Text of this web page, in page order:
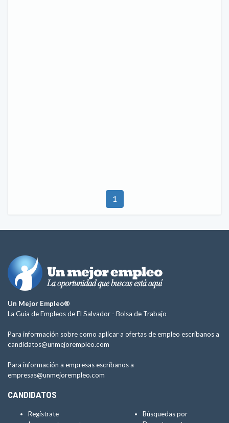
1
Un Mejor Empleo®
La Guía de Empleos de El Salvador - Bolsa de Trabajo
Para información sobre como aplicar a ofertas de empleo escríbanos a
candidatos@unmejorempleo.com
Para información a empresas escríbanos a
empresas@unmejorempleo.com
CANDIDATOS
Regístrate
Búsquedas por